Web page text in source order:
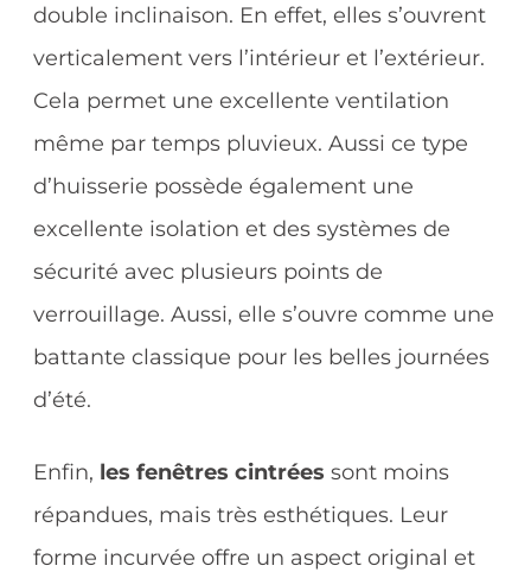
double inclinaison. En effet, elles s’ouvrent
verticalement vers l’intérieur et l’extérieur.
Cela permet une excellente ventilation
même par temps pluvieux. Aussi ce type
d’huisserie possède également une
excellente isolation et des systèmes de
sécurité avec plusieurs points de
verrouillage. Aussi, elle s’ouvre comme une
battante classique pour les belles journées
d’été.
Enfin, les fenêtres cintrées sont moins
répandues, mais très esthétiques. Leur
forme incurvée offre un aspect original et